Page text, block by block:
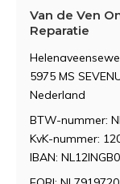
Van de Ven
Reparatie
5975 MS
Nederland
BTW-nummer:
KvK-nummer:
IBAN: